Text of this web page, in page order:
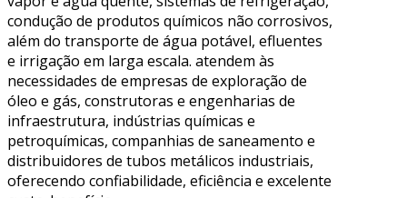
condução de produtos químicos não corrosivos,
além do transporte de água potável, efluentes
e irrigação em larga escala. atendem às
necessidades de empresas de exploração de
óleo e gás, construtoras e engenharias de
infraestrutura, indústrias químicas e
petroquímicas, companhias de saneamento e
distribuidores de tubos metálicos industriais,
oferecendo confiabilidade, eficiência e excelente